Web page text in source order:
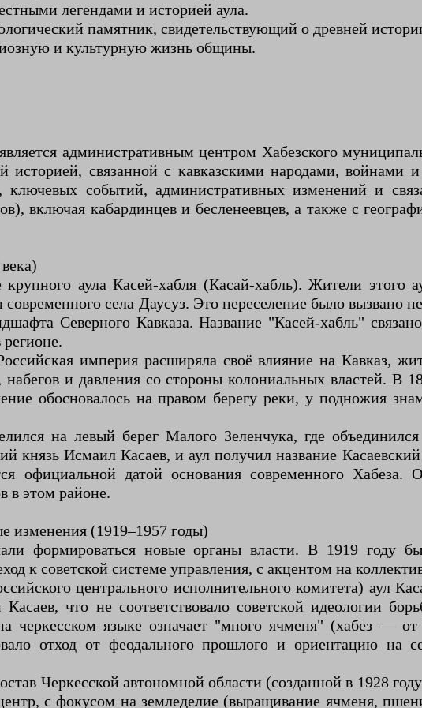
легендами и историей аула.
памятник, свидетельствующий о древней
и культурную жизнь общины.
административным центром Хабезского
историей, связанной с кавказскими народами,
событий, административных изменений и
включая кабардинцев и бесленеевцев, а также с
аула Касей-хабля (Касай-хабль). Жители этого
села Даусуз. Это переселение было вызвано
Северного Кавказа. Название "Касей-хабль"
империя расширяла своё влияние на Кавказ,
и давления со стороны колониальных властей. В
обосновалось на правом берегу реки, у подножия
на левый берег Малого Зеленчука, где
князь Исмаил Касаев, и аул получил название
официальной датой основания современного Хабеза.
в этом районе.
изменения (1919–1957 годы)
формироваться новые органы власти. В 1919 году
к советской системе управления, с акцентом на
центрального исполнительного комитета) аул
что не соответствовало советской идеологии
черкесском языке означает "много ячменя" (хабез —
отход от феодального прошлого и ориентацию на
Черкесской автономной области (созданной в 1928
с фокусом на земледелие (выращивание ячменя,